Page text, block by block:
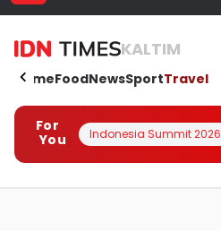
KALTIM
HomeFoodNewsSportTravel
For
You
Indonesia Summit 2026